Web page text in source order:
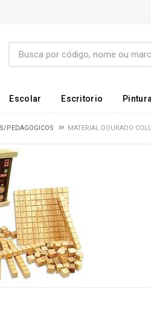
Escolar Escritorio
PEDAGOGICOS MATERIAL DOURADO